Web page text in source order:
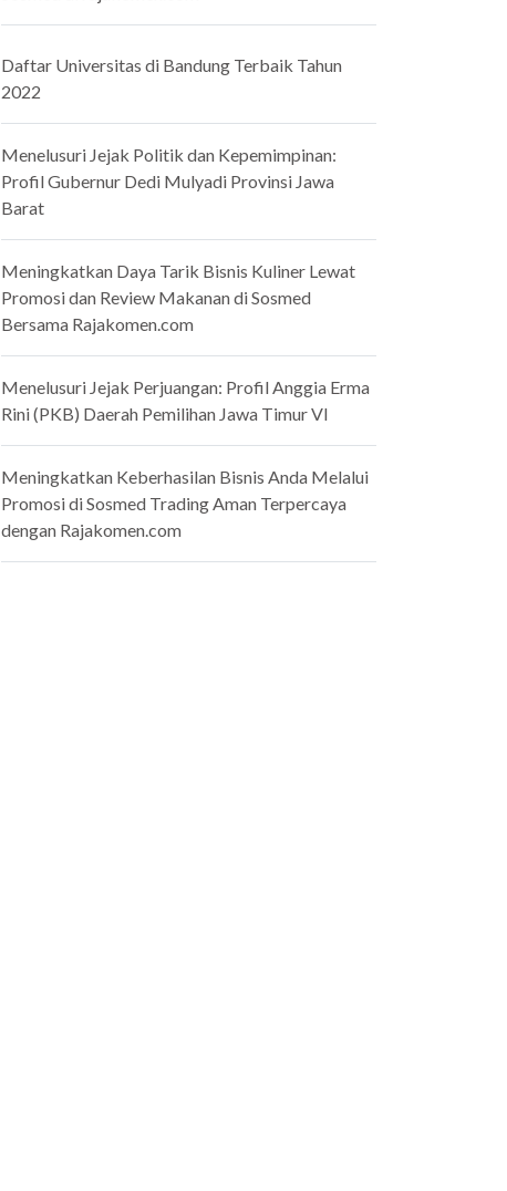
Daftar Universitas di Bandung Terbaik Tahun
2022
Menelusuri Jejak Politik dan Kepemimpinan:
Profil Gubernur Dedi Mulyadi Provinsi Jawa
Barat
Meningkatkan Daya Tarik Bisnis Kuliner Lewat
Promosi dan Review Makanan di Sosmed
Bersama Rajakomen.com
Menelusuri Jejak Perjuangan: Profil Anggia Erma
Rini (PKB) Daerah Pemilihan Jawa Timur VI
Meningkatkan Keberhasilan Bisnis Anda Melalui
Promosi di Sosmed Trading Aman Terpercaya
dengan Rajakomen.com